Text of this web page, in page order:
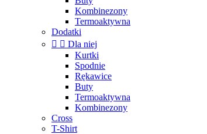
Kombinezony
Termoaktywna
Dodatki
  Dla niej
Kurtki
Spodnie
Rękawice
Buty
Termoaktywna
Kombinezony
Cross
T-Shirt